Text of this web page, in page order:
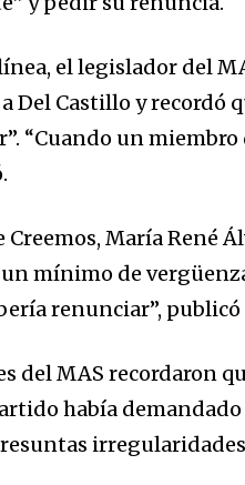
el legislador del
Del Castillo y recordó
“Cuando un
María René
mínimo de
renunciar”, publicó
del MAS recordaron
había